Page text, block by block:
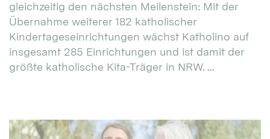
gleichzeitig den nächsten Meilenstein: Mit der
Übernahme weiterer 182 katholischer
Kindertageseinrichtungen wächst Katholino auf
insgesamt 285 Einrichtungen und ist damit der
größte katholische Kita-Träger in NRW. ...